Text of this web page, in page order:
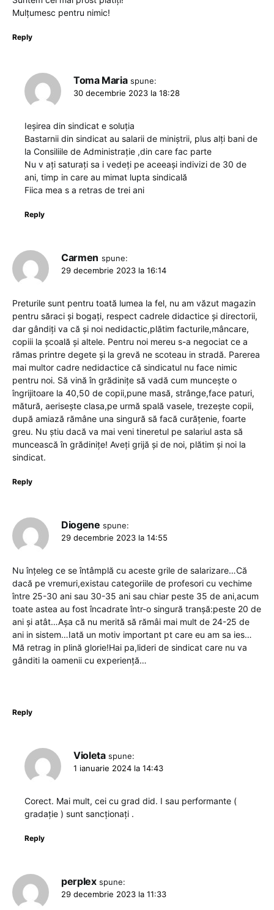
Mulțumesc pentru nimic!
Reply
Toma Maria spune:
30 decembrie 2023 la 18:28
Ieșirea din sindicat e soluția
Bastarnii din sindicat au salarii de miniștrii, plus alți bani de
la Consiliile de Administrație ,din care fac parte
Nu v ați saturați sa i vedeți pe aceeași indivizi de 30 de
ani, timp in care au mimat lupta sindicală
Fiica mea s a retras de trei ani
Reply
Carmen spune:
29 decembrie 2023 la 16:14
Preturile sunt pentru toată lumea la fel, nu am văzut magazin
pentru săraci și bogați, respect cadrele didactice și directorii,
dar gândiți va că și noi nedidactic,plătim facturile,mâncare,
copiii la școală și altele. Pentru noi mereu s-a negociat ce a
rămas printre degete și la grevă ne scoteau in stradă. Parerea
mai multor cadre nedidactice că sindicatul nu face nimic
pentru noi. Să vină în grădinițe să vadă cum muncește o
îngrijitoare la 40,50 de copii,pune masă, strânge,face paturi,
mătură, aerisește clasa,pe urmă spală vasele, trezește copii,
după amiază rămâne una singură să facă curățenie, foarte
greu. Nu știu dacă va mai veni tineretul pe salariul asta să
muncească în grădinițe! Aveți grijă și de noi, plătim și noi la
sindicat.
Reply
Diogene spune:
29 decembrie 2023 la 14:55
Nu înțeleg ce se întâmplă cu aceste grile de salarizare…Că
dacă pe vremuri,existau categoriile de profesori cu vechime
între 25-30 ani sau 30-35 ani sau chiar peste 35 de ani,acum
toate astea au fost încadrate într-o singură tranșă:peste 20 de
ani și atât…Așa că nu merită să rămâi mai mult de 24-25 de
ani in sistem…Iată un motiv important pt care eu am sa ies…
Mă retrag in plină glorie!Hai pa,lideri de sindicat care nu va
gânditi la oamenii cu experiență…
Reply
Violeta spune:
1 ianuarie 2024 la 14:43
Corect. Mai mult, cei cu grad did. I sau performante (
gradație ) sunt sancționați .
Reply
perplex spune:
29 decembrie 2023 la 11:33